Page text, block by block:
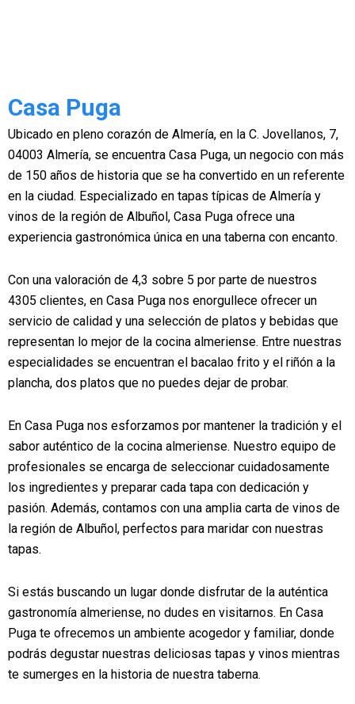
Casa Puga
Ubicado en pleno corazón de Almería, en la C. Jovellanos, 7,
04003 Almería, se encuentra Casa Puga, un negocio con más
de 150 años de historia que se ha convertido en un referente
en la ciudad. Especializado en tapas típicas de Almería y
vinos de la región de Albuñol, Casa Puga ofrece una
experiencia gastronómica única en una taberna con encanto.
Con una valoración de 4,3 sobre 5 por parte de nuestros
4305 clientes, en Casa Puga nos enorgullece ofrecer un
servicio de calidad y una selección de platos y bebidas que
representan lo mejor de la cocina almeriense. Entre nuestras
especialidades se encuentran el bacalao frito y el riñón a la
plancha, dos platos que no puedes dejar de probar.
En Casa Puga nos esforzamos por mantener la tradición y el
sabor auténtico de la cocina almeriense. Nuestro equipo de
profesionales se encarga de seleccionar cuidadosamente
los ingredientes y preparar cada tapa con dedicación y
pasión. Además, contamos con una amplia carta de vinos de
la región de Albuñol, perfectos para maridar con nuestras
tapas.
Si estás buscando un lugar donde disfrutar de la auténtica
gastronomía almeriense, no dudes en visitarnos. En Casa
Puga te ofrecemos un ambiente acogedor y familiar, donde
podrás degustar nuestras deliciosas tapas y vinos mientras
te sumerges en la historia de nuestra taberna.